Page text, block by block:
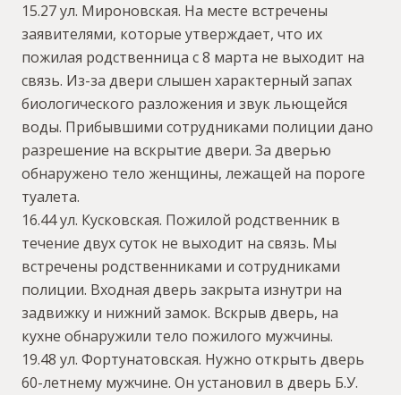
15.27 ул. Мироновская. На месте встречены
заявителями, которые утверждает, что их
пожилая родственница с 8 марта не выходит на
связь. Из-за двери слышен характерный запах
биологического разложения и звук льющейся
воды. Прибывшими сотрудниками полиции дано
разрешение на вскрытие двери. За дверью
обнаружено тело женщины, лежащей на пороге
туалета.
16.44 ул. Кусковская. Пожилой родственник в
течение двух суток не выходит на связь. Мы
встречены родственниками и сотрудниками
полиции. Входная дверь закрыта изнутри на
задвижку и нижний замок. Вскрыв дверь, на
кухне обнаружили тело пожилого мужчины.
19.48 ул. Фортунатовская. Нужно открыть дверь
60-летнему мужчине. Он установил в дверь Б.У.